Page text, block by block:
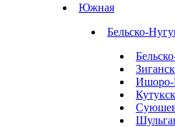
Южная
Бельско-
Ишоро-